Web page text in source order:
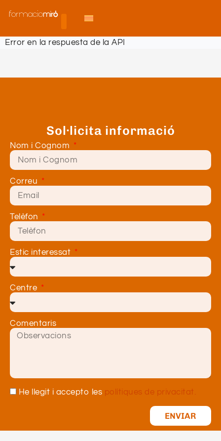
Error en la respuesta de la API
Sol·licita informació
Nom i Cognom
Correu
Telèfon
Estic interessat
Centre
Comentaris
He llegit i accepto les polítiques de privacitat.
ENVIAR